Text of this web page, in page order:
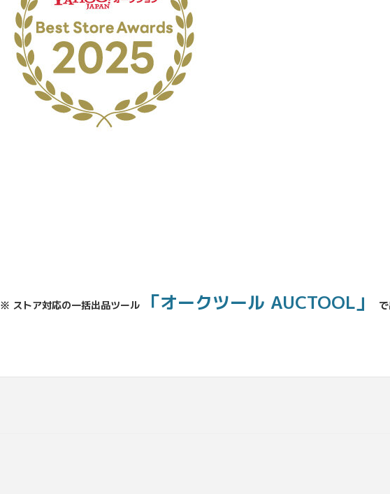
※ ストア対応の一括出品ツール 「オークツール AUCTOOL」